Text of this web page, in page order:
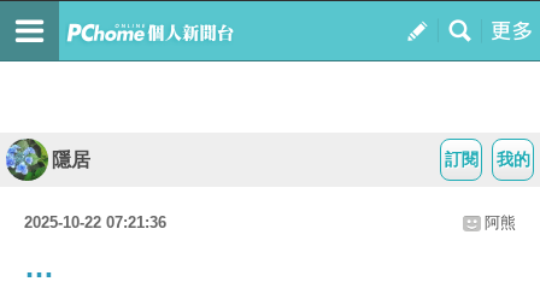
我的
訂閱
隱居
2025-10-22 07:21:36 阿熊
…